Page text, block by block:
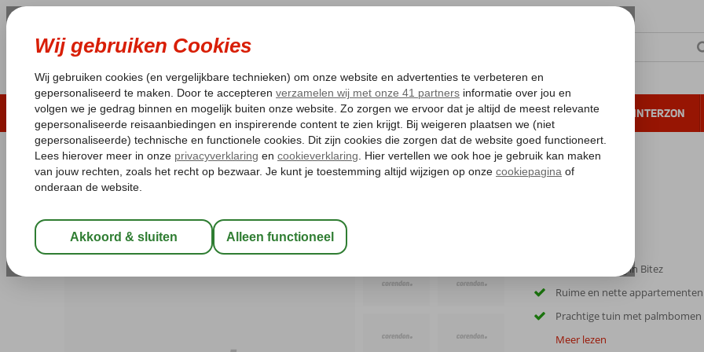
LAST MINUTE ZOMER 2026 ZONVAKANTIE VERRE REIZEN ALL INCLUSIVE WINTERZON
Pakketgarantie Laagsteprijsgarantie* Gratis annuleren*
Home
Turkije Egeische kust
Romantik Bitez Residence
Logies-Appartement
Centrale ligging in Bitez
Ruime en nette appartementen
Prachtige tuin met palmbomen
Meer lezen